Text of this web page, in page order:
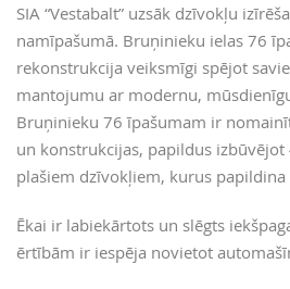
SIA “Vestabalt” uzsāk dzīvokļu
namīpašumā. Bruņinieku ielas 76
rekonstrukcija veiksmīgi spējot
mantojumu ar modernu,
Bruņinieku 76 īpašumam ir
un konstrukcijas, papildus izbūvējot
plašiem dzīvokļiem, kurus
Ēkai ir labiekārtots un slēgts
ērtībām ir iespēja novietot